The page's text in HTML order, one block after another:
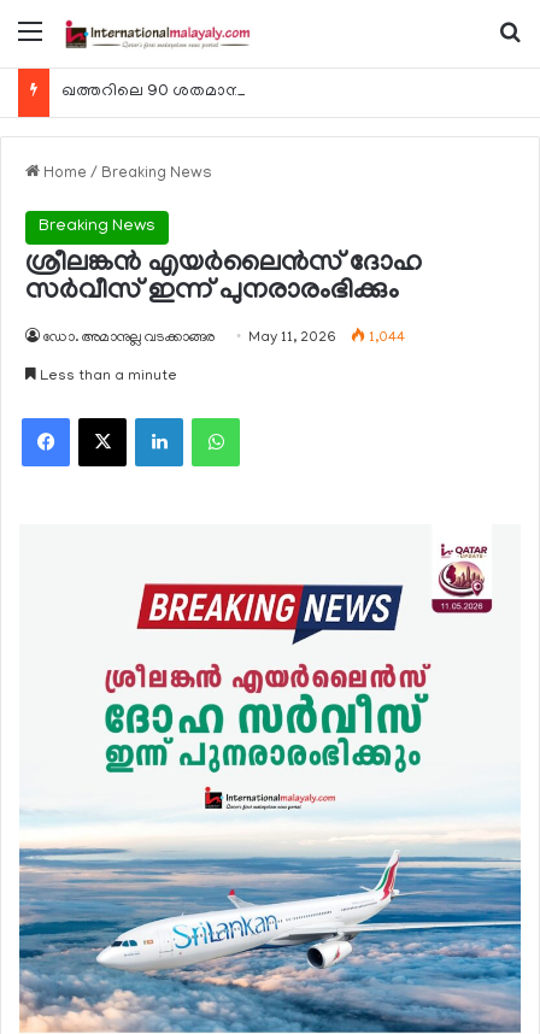
Menu
Home / Breaking News
Breaking News
ശ്രീലങ്കന്‍ എയര്‍ലൈന്‍സ് ദോഹ
സര്‍വീസ് ഇന്ന് പുനരാരംഭിക്കും
ഡോ. അമാനുല്ല വടക്കാങ്ങര May 11, 2026 1,044
Less than a minute
Facebook
X LinkedInWhatsApp